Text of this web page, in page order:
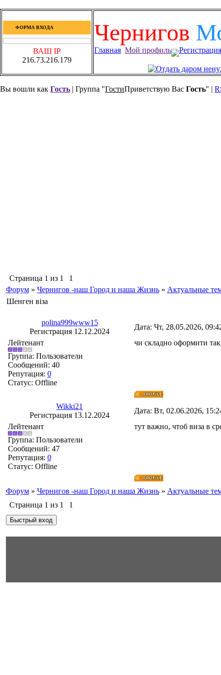
ФОРМА ВХОДА
ВАШ IP
216.73.216.179
Чернигов
Главная Мой профиль Регистрация
Вы вошли как Гость | Группа "ГостиПриветствую Вас Гость" |
Страница 1 из 1
1
Форум » Чернигов -наш Город и наша Жизнь » Актуальные
Шенген віза
polina999www15
Регистрация 12.12.2024
Дата: Чт, 28.05.2026,
Лейтенант
Группа: Пользователи
Сообщений: 40
Репутация: 0
Статус: Offline
чи складно оформити
Wikki21
Регистрация 13.12.2024
Дата: Вт, 02.06.2026,
Лейтенант
Группа: Пользователи
Сообщений: 47
Репутация: 0
Статус: Offline
тут важно, чтоб виза в
Форум » Чернигов -наш Город и наша Жизнь » Актуальные
Страница 1 из 1 1